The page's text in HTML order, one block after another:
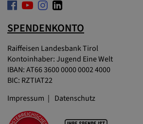
SPENDENKONTO
Raiffeisen Landesbank Tirol
Kontoinhaber: Jugend Eine Welt
IBAN: AT66 3600 0000 0002 4000
BIC: RZTIAT22
Impressum
Datenschutz